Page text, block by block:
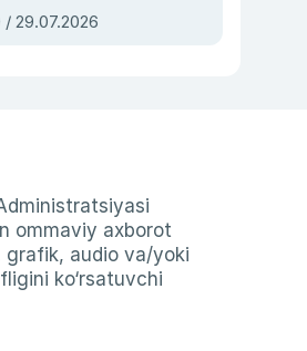
— Ukraina
bosh
/ 29.07.2026
ommaviy axborot
grafik, audio va/yoki
ko‘rsatuvchi